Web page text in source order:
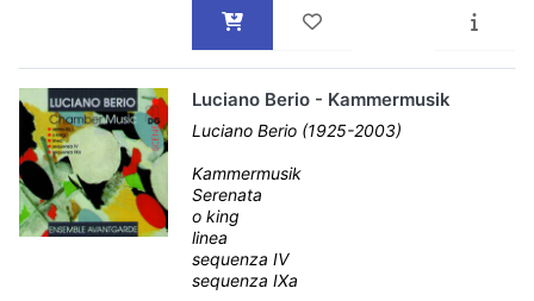
Luciano Berio - Kammermusik
Luciano Berio (1925-2003)
Kammermusik
Serenata
o king
linea
sequenza IV
sequenza IXa